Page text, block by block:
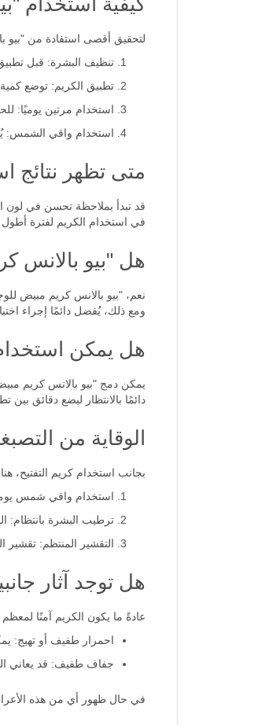
لتحقيق أقصى استفادة من "بيو بالانس كريم مبيض
تنظيف البشرة: قبل
تطبيق الكريم: توضع
استخدام مرتين يوميًا:
استخدام واقي الشمس:
متى تظهر نتائج
قد تبدأ بملاحظة تحسن في لون
في استخدام الكريم لفترة أطول
هل "بيو بالانس كريم مبيض
ومع ذلك، يُفضل دائمًا إجراء
هل يمكن استخدام "بيو
يمكن دمج "بيو بالانس كريم
دائمًا بالانتظار لبضع دقائق
الوقاية من
بجانب استخدام كريم التفتيح،
استخدام واقي شمس
ترطيب البشرة بانتظام:
التقشير المنتظم: تقشير
هل توجد آثار
عادةً ما يكون الكريم آمنًا
احمرار طفيف أو تهيج:
جفاف طفيف: قد يعاني
في حال ظهور أي من هذه